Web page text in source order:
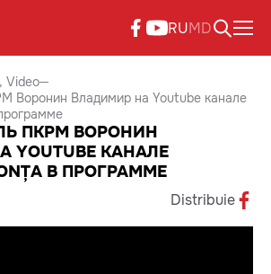
RUMD
Video
Воронин Владимир на Youtube канале
ПКРМ ВОРОНИН
КАНАЛЕ
В ПРОГРАММЕ
Distribuie